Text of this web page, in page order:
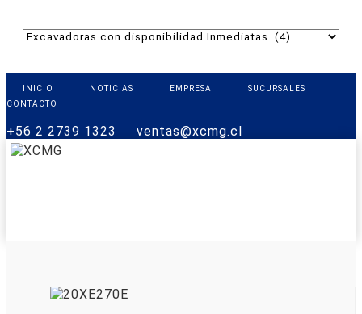
INICIO NOTICIAS EMPRESA
SUCURSALES
CONTACTO
+56 2 2739 1323 ventas@xcmg.cl